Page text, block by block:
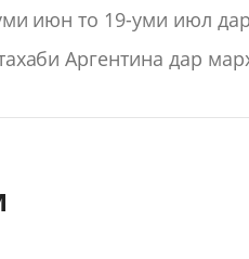
июн то 19-уми июл
Аргентина дар